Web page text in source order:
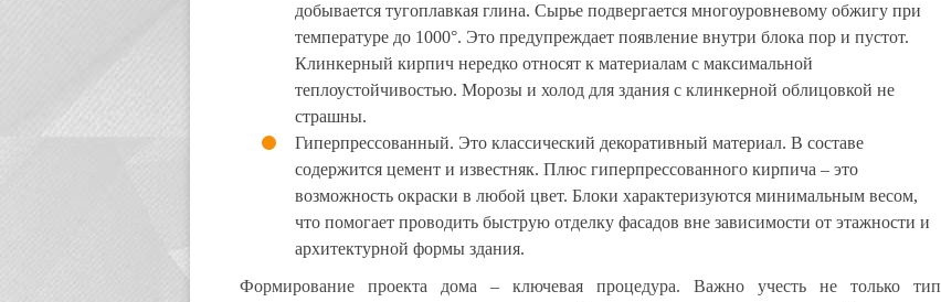
добывается тугоплавкая глина. Сырье подвергается многоуровневому обжигу при
температуре до 1000°. Это предупреждает появление внутри блока пор и пустот.
Клинкерный кирпич нередко относят к материалам с максимальной
теплоустойчивостью. Морозы и холод для здания с клинкерной облицовкой не
страшны.
Гиперпрессованный. Это классический декоративный материал. В составе
содержится цемент и известняк. Плюс гиперпрессованного кирпича – это
возможность окраски в любой цвет. Блоки характеризуются минимальным весом,
что помогает проводить быструю отделку фасадов вне зависимости от этажности и
архитектурной формы здания.
Формирование проекта дома – ключевая процедура. Важно учесть не только тип